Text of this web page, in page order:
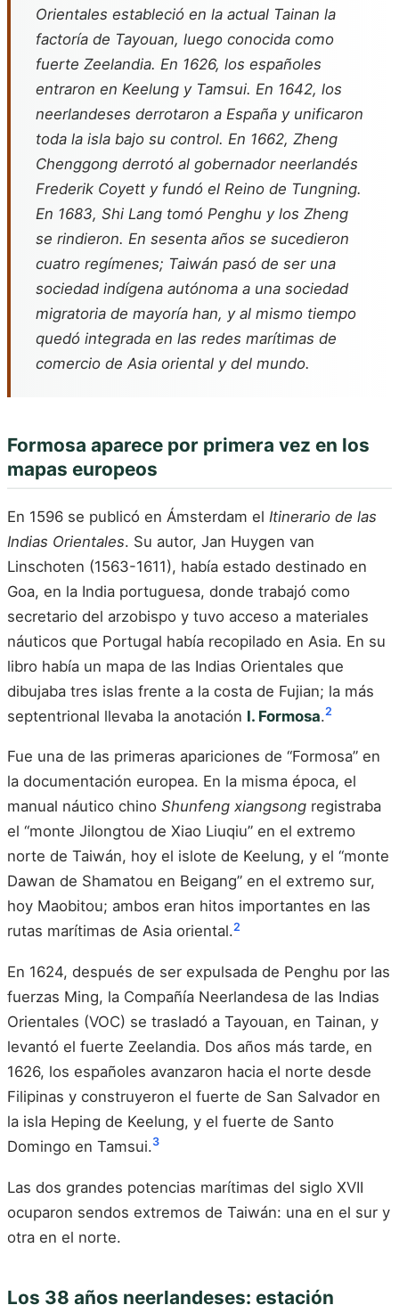
Orientales estableció en la actual Tainan la
factoría de Tayouan, luego conocida como
fuerte Zeelandia. En 1626, los españoles
entraron en Keelung y Tamsui. En 1642, los
neerlandeses derrotaron a España y unificaron
toda la isla bajo su control. En 1662, Zheng
Chenggong derrotó al gobernador neerlandés
Frederik Coyett y fundó el Reino de Tungning.
En 1683, Shi Lang tomó Penghu y los Zheng
se rindieron. En sesenta años se sucedieron
cuatro regímenes; Taiwán pasó de ser una
sociedad indígena autónoma a una sociedad
migratoria de mayoría han, y al mismo tiempo
quedó integrada en las redes marítimas de
comercio de Asia oriental y del mundo.
Formosa aparece por primera vez en los
mapas europeos
En 1596 se publicó en Ámsterdam el Itinerario de las
Indias Orientales. Su autor, Jan Huygen van
Linschoten (1563-1611), había estado destinado en
Goa, en la India portuguesa, donde trabajó como
secretario del arzobispo y tuvo acceso a materiales
náuticos que Portugal había recopilado en Asia. En su
libro había un mapa de las Indias Orientales que
dibujaba tres islas frente a la costa de Fujian; la más
septentrional llevaba la anotación I. Formosa.2
Fue una de las primeras apariciones de “Formosa” en
la documentación europea. En la misma época, el
manual náutico chino Shunfeng xiangsong registraba
el “monte Jilongtou de Xiao Liuqiu” en el extremo
norte de Taiwán, hoy el islote de Keelung, y el “monte
Dawan de Shamatou en Beigang” en el extremo sur,
hoy Maobitou; ambos eran hitos importantes en las
rutas marítimas de Asia oriental.2
En 1624, después de ser expulsada de Penghu por las
fuerzas Ming, la Compañía Neerlandesa de las Indias
Orientales (VOC) se trasladó a Tayouan, en Tainan, y
levantó el fuerte Zeelandia. Dos años más tarde, en
1626, los españoles avanzaron hacia el norte desde
Filipinas y construyeron el fuerte de San Salvador en
la isla Heping de Keelung, y el fuerte de Santo
Domingo en Tamsui.3
Las dos grandes potencias marítimas del siglo XVII
ocuparon sendos extremos de Taiwán: una en el sur y
otra en el norte.
Los 38 años neerlandeses: estación